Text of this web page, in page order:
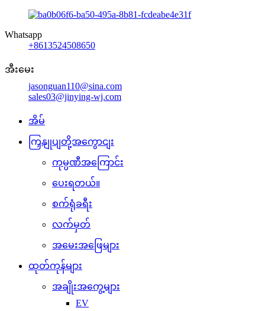
Whatsapp
+8613524508650
အီးမေး
jasonguan110@sina.com
sales03@jinying-wj.com
အိမ်
ကြှနျုပျတို့အကွောငျး
ကုမ္ပဏီအကြောင်း
ပေးရတယ်။
စက်ရုံခရီး
လက်မှတ်
အမေးအဖြေများ
ထုတ်ကုန်များ
အချိုးအကွေ့များ
EV